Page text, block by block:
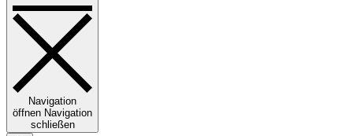
Navigation
öffnen Navigation
schließen